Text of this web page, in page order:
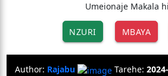
Umeionaje Makala
NZURI MBAYA
Author: Rajabu Tarehe: